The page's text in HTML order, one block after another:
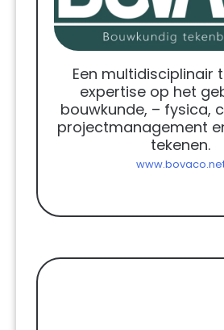
Een multidisciplinair
expertise op het
bouwkunde, – fysica,
projectmanagement
tekenen.